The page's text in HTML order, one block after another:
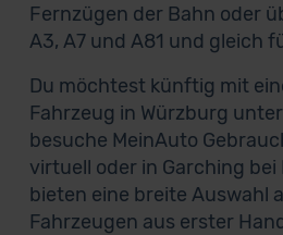
Fernzügen der Bahn oder
A3, A7 und A81 und gleich
Du möchtest künftig mit
Fahrzeug in Würzburg
besuche MeinAuto
virtuell oder in Garching bei
bieten eine breite Auswahl
Fahrzeugen aus erster